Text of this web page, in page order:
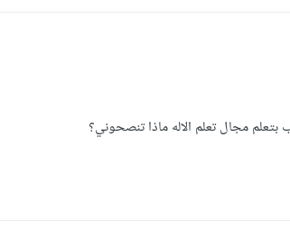
مجال تعلم الاله ماذا تنصحوني؟